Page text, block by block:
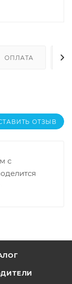
ОПЛАТА
ОТЗЫВ
с